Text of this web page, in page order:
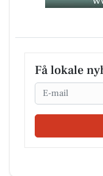
Få lokale
Email